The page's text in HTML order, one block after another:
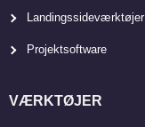
Landingssideværktøjer
Projektsoftware
VÆRKTØJER